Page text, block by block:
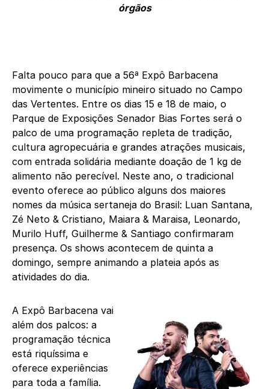
órgãos
Falta pouco para que a 56ª Expô Barbacena
movimente o município mineiro situado no Campo
das Vertentes. Entre os dias 15 e 18 de maio, o
Parque de Exposições Senador Bias Fortes será o
palco de uma programação repleta de tradição,
cultura agropecuária e grandes atrações musicais,
com entrada solidária mediante doação de 1 kg de
alimento não perecível. Neste ano, o tradicional
evento oferece ao público alguns dos maiores
nomes da música sertaneja do Brasil: Luan Santana,
Zé Neto & Cristiano, Maiara & Maraisa, Leonardo,
Murilo Huff, Guilherme & Santiago confirmaram
presença. Os shows acontecem de quinta a
domingo, sempre animando a plateia após as
atividades do dia.
A Expô Barbacena vai
além dos palcos: a
programação técnica
está riquíssima e
oferece experiências
para toda a família.